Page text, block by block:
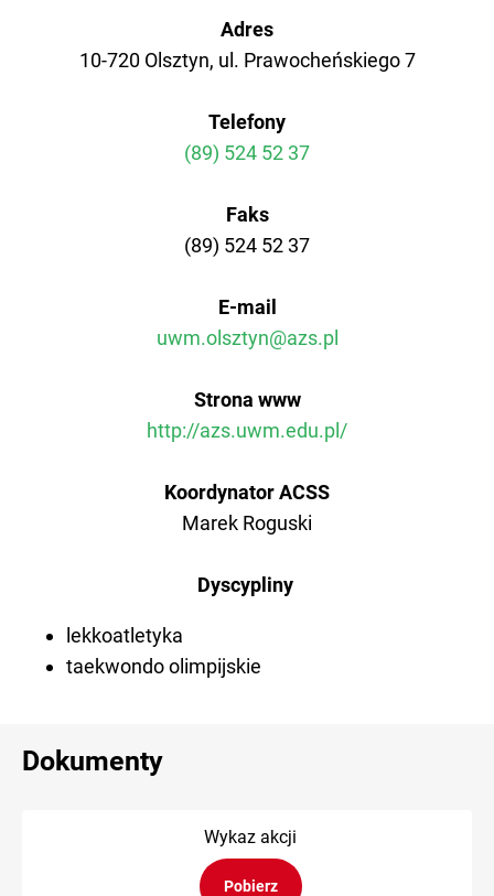
Adres
10-720 Olsztyn, ul. Prawocheńskiego 7
Telefony
(89) 524 52 37
Faks
(89) 524 52 37
E-mail
uwm.olsztyn@azs.pl
Strona www
http://azs.uwm.edu.pl/
Koordynator ACSS
Marek Roguski
Dyscypliny
lekkoatletyka
taekwondo olimpijskie
Dokumenty
Wykaz akcji
Pobierz